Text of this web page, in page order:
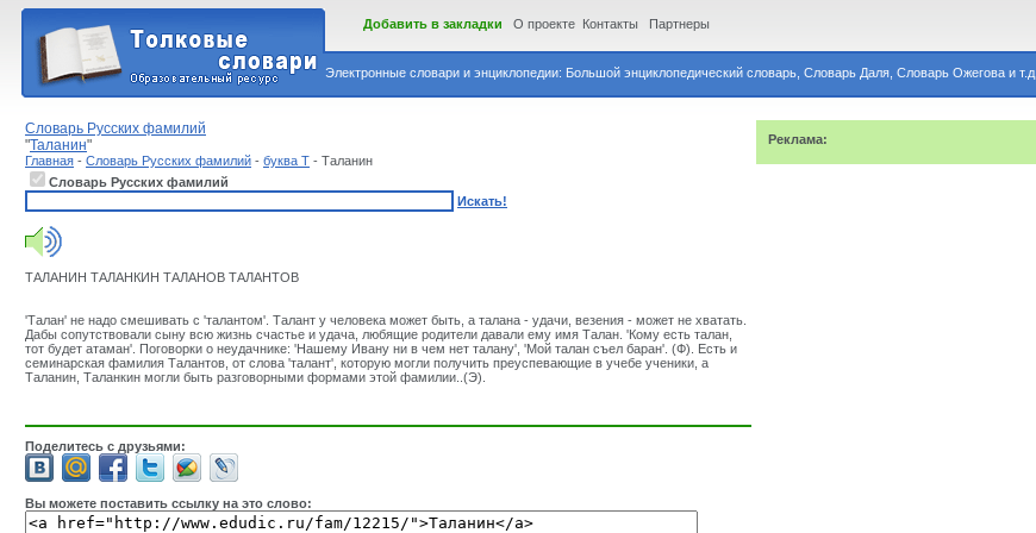
Электронные словари и энциклопедии: Большой энциклопедический словарь, Словарь Даля, Словарь Ожегова и т.д.
Добавить в закладки О проекте Контакты Партнеры
Словарь Русских фамилий
"Таланин"
Главная - Словарь Русских фамилий - буква Т - Таланин
Словарь Русских фамилий
Искать!
ТАЛАНИН ТАЛАНКИН ТАЛАНОВ ТАЛАНТОВ
'Талан' не надо смешивать с 'талантом'. Талант у человека может быть, а талана - удачи, везения - может не хватать.
Дабы сопутствовали сыну всю жизнь счастье и удача, любящие родители давали ему имя Талан. 'Кому есть талан,
тот будет атаман'. Поговорки о неудачнике: 'Нашему Ивану ни в чем нет талану', 'Мой талан съел баран'. (Ф). Есть и
семинарская фамилия Талантов, от слова 'талант', которую могли получить преуспевающие в учебе ученики, а
Таланин, Таланкин могли быть разговорными формами этой фамилии..(Э).
Поделитесь с друзьями:
Вы можете поставить ссылку на это слово:
Реклама: